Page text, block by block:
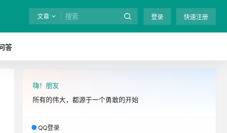
文章 登录 快速注册
答
站终身免费下载！ 立即开通
嗨！朋友
所有的伟大，都源于一个勇敢的开始
QQ登录